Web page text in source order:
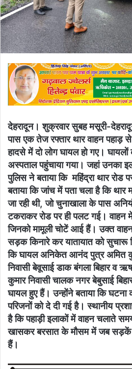
देहरादून। शुक्रवार सुबह मसूरी-
पास एक तेज रफ्तार थार वाहन पहाड़
हादसे में दो लोग घायल हो गए।
अस्पताल पहुंचाया गया। जहां उनका
पुलिस ने बताया कि महिंद्रा थार रोड
बताया कि जांच में पता चला है कि
जा रही थी, जो चुनाखाला के पास
टकराकर रोड पर ही पलट गई। वाहन
जिनको मामूली चोटें आई हैं। उक्त
सड़क किनारे कर यातायात को सुचारू
कि घायल अनिकेत आनंद पुत्र अमित
निवासी बेवूसाई डाक बंगला बिहार व
कुमार निवासी चालक नगर बेबुसाई
घायल हुए हैं। उन्होंने बताया कि
परिजनों को दे दी गई है। स्थानीय
है कि पहाड़ी इलाकों में वाहन चलाते
खासकर बरसात के मौसम में जब सड़कें
हैं।